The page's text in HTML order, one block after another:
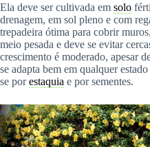
Ela deve ser cultivada em solo
drenagem, em sol pleno e com
trepadeira ótima para cobrir
meio pesada e deve se evitar
crescimento é moderado, apesar
se adapta bem em qualquer
se porestaquia e por sementes.